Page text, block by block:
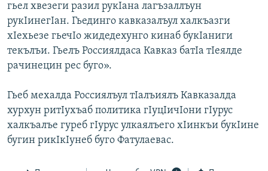
гьел хвезеги разил рукIана лагъзаллъун
рукIинегIан. Гьединго кавказалъул халкъазги
хIехьезе гьечIо жидедехунго кинаб букIаниги
текълъи. Гьелъ Россиялдаса Кавказ батIа тIеялде
рачинецин рес буго».
Гьеб мехалда Россиялъул тIалъиялъ Кавказалда
хурхун ритIухъаб политика гIуцIичIони гIурус
халкъалъе гуреб гIурус улкаялъего хIинкъи букIине
бугин рикIкIунеб буго Фатулаевас.